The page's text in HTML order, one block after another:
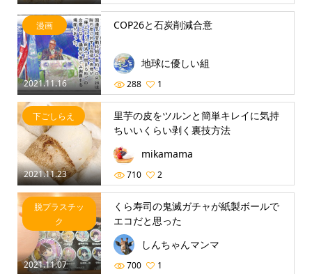
2021.11.16
漫画 COP26と石炭削減合意
地球に優しい組
288 1
2021.11.23
下ごしらえ
里芋の皮をツルンと簡単キレイに気持
ちいいくらい剥く裏技方法
mikamama
710 2
2021.11.07
脱プラスチッ
ク
くら寿司の鬼滅ガチャが紙製ボールで
エコだと思った
しんちゃんマンマ
700 1